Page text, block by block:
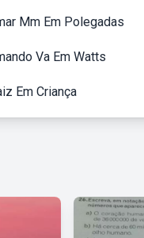
Mm Em Polegadas
Va Em Watts
Em Criança